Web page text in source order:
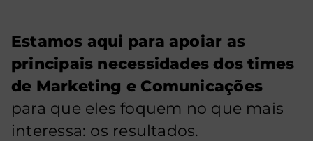
Estamos aqui para apoiar as
principais necessidades dos times
de Marketing e Comunicações
para que eles foquem no que mais
interessa: os resultados.